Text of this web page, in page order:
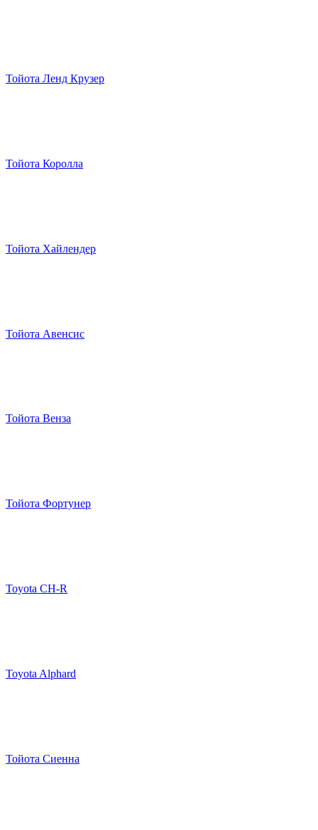
Тойота Ленд Крузер
Тойота Королла
Тойота Хайлендер
Тойота Авенсис
Тойота Венза
Тойота Фортунер
Toyota CH-R
Toyota Alphard
Тойота Сиенна